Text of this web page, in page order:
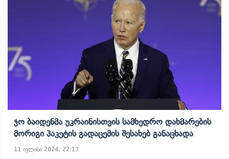
Ჯო Ბაიდენმა Უკრაინისთვის Სამხედრო Დახმარების
Მორიგი Პაკეტის Გადაცემის Შესახებ Განაცხადა
11 ივლისი 2024, 22:17